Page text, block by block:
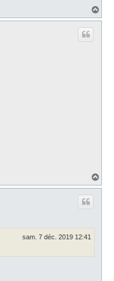
a
a
sam. 7 déc. 2019 12:41